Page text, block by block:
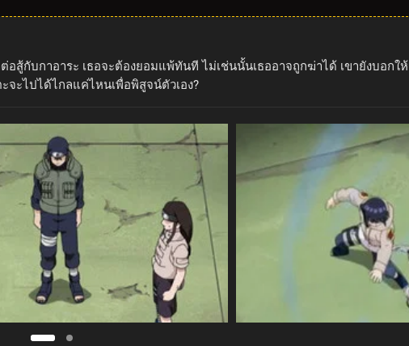
สู้กับกาอาระ เธอจะต้องยอมแพ้ทันที ไม่เช่นนั้นเธออาจถูกฆ่าได้ เขายังบอกใ
ะไปได้ไกลแค่ไหนเพื่อพิสูจน์ตัวเอง?